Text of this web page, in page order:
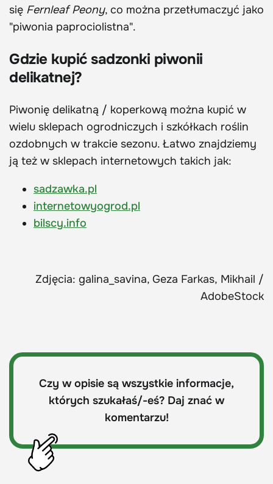
się Fernleaf Peony, co można przetłumaczyć jako
"piwonia paprociolistna".
Gdzie kupić sadzonki piwonii
delikatnej?
Piwonię delikatną / koperkową można kupić w
wielu sklepach ogrodniczych i szkółkach roślin
ozdobnych w trakcie sezonu. Łatwo znajdziemy
ją też w sklepach internetowych takich jak:
sadzawka.pl
internetowyogrod.pl
bilscy.info
Zdjęcia: galina_savina, Geza Farkas, Mikhail /
AdobeStock
Czy w opisie są wszystkie informacje,
których szukałaś/-eś? Daj znać w
komentarzu!